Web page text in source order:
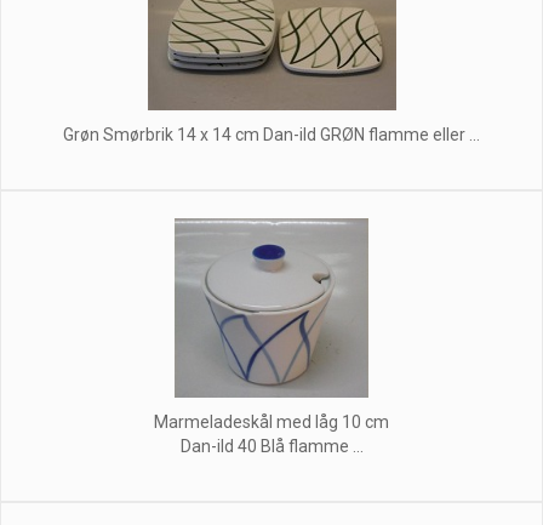
Grøn Smørbrik 14 x 14 cm Dan-ild GRØN flamme eller ...
Marmeladeskål med låg 10 cm
Dan-ild 40 Blå flamme ...